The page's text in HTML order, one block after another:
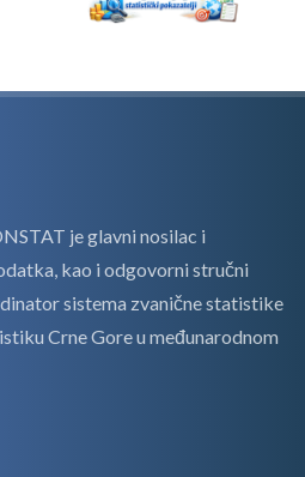
je glavni nosilac i
kao i odgovorni stručni
sistema zvanične statistike
Crne Gore u međunarodnom